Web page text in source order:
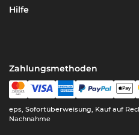
Hilfe
Zahlungsmethoden
eps, Sofortüberweisung, Kauf auf
Nachnahme